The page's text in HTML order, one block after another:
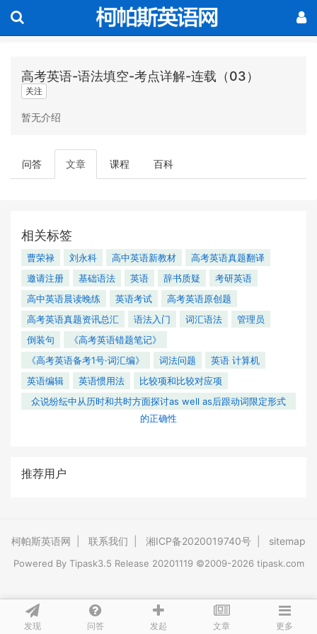
发现 问答 发起 文章 更多
高考英语-语法填空-考点详解-连载（03）
关注
暂无介绍
问答 文章 课程 百科
相关标签
曹荣禄 刘永科 高中英语新教材
高考英语真题翻译
邀请注册
基础语法 英语 辞书质疑
考研英语
高中英语晨读晚练
英语考试
高考英语原创题
高考英语真题资讯总汇
语法入门 词汇语法
管理员
倒装句
《高考英语错题笔记》
《高考英语备考1号·词汇编》
词法问题
英语 计算机
英语编辑
英语惯用法
比较项和比较对应项
众说纷纭中从历时和共时方面探讨as well as后跟动词限定形式
的正确性
推荐用户
柯帕斯英语网 联系我们 湘ICP备2020019740号 sitemap
Powered By Tipask3.5 Release 20201119 ©2009-2026 tipask.com